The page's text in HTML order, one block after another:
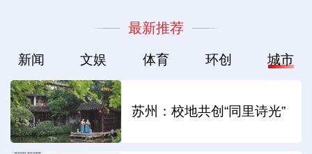
最新推荐
新闻 文娱 体育 环创 城市
苏州：校地共创“同里诗光”